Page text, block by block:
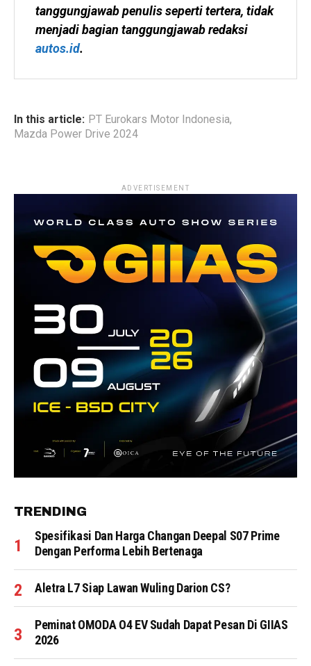
tanggungjawab penulis seperti tertera, tidak
autos.id.
In this article: PT Eurokars Motor Indonesia,
Mazda Power Drive 2024
ADVERTISEMENT
TRENDING
Spesifikasi Dan Harga Changan Deepal S07 Prime
Dengan Performa Lebih Bertenaga
Aletra L7 Siap Lawan Wuling Darion CS?
Peminat OMODA O4 EV Sudah Dapat Pesan Di GIIAS
2026